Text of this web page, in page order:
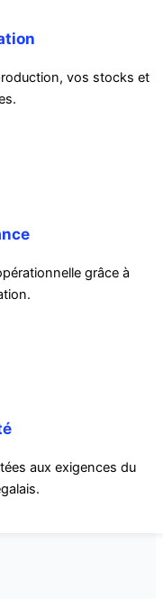
vos stocks et
grâce à
aux exigences du